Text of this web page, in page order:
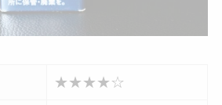
★★★★☆